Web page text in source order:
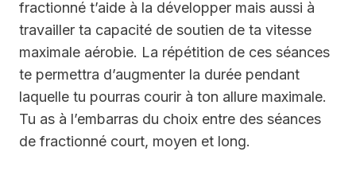
fractionné t’aide à la développer mais aussi à
travailler ta capacité de soutien de ta vitesse
maximale aérobie. La répétition de ces séances
te permettra d’augmenter la durée pendant
laquelle tu pourras courir à ton allure maximale.
Tu as à l’embarras du choix entre des séances
de fractionné court, moyen et long.